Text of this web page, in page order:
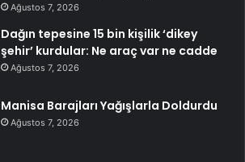
Ağustos 7, 2026
Dağın tepesine 15 bin kişilik ‘dikey
şehir’ kurdular: Ne araç var ne cadde
Ağustos 7, 2026
Manisa Barajları Yağışlarla Doldurdu
Ağustos 7, 2026